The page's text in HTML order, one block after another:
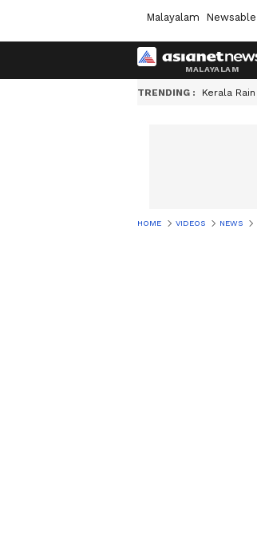
Malayalam Newsable
TRENDING : Kerala Rain
HOME VIDEOS NEWS